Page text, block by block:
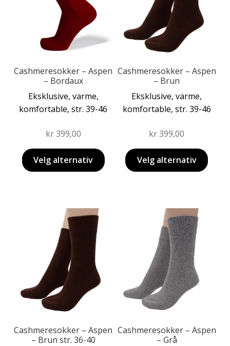
Cashmeresokker – Aspen
– Bordaux
Eksklusive, varme,
komfortable, str. 39-46
kr399,00
Velg alternativ
varianter.
Alternativene
kan
velges
produktsiden Cashmeresokker – Aspen
– Brun
Eksklusive, varme,
komfortable, str. 39-46
kr399,00
Velg alternativ
varianter.
Alternativene
kan
velges
produktsiden
Cashmeresokker – Aspen
– Brun str. 36-40
Cashmeresokker – Aspen
– Grå
Dette
produktet
har
flere
varianter.
Alternativene
kan
velges
produktsiden